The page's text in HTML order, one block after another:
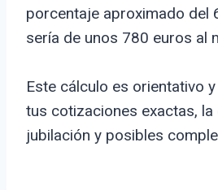
porcentaje aproximado del
sería de unos 780 euros al
Este cálculo es orientativo
tus cotizaciones exactas, la
jubilación y posibles